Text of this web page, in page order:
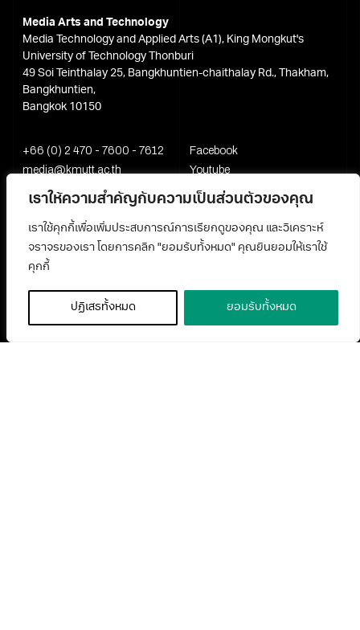
เราให้ความสำคัญกับความเป็นส่วนตัวของคุณ
เราใช้คุกกี้เพื่อเพิ่มประสบการณ์การเรียกดูของคุณ และวิเคราะห์
จราจรของเรา โดยการคลิก "ยอมรับทั้งหมด" คุณยินยอมให้เราใช้
คุกกี้
ปฏิเสธทั้งหมด ยอมรับทั้งหมด
Media Arts and Technology
Media Technology and Applied Arts (A1), King Mongkut's
University of Technology Thonburi
49 Soi Teinthalay 25, Bangkhuntien-chaithalay Rd., Thakham,
Bangkhuntien,
Bangkok 10150
+66 (0) 2 470 - 7600 - 7612
media@kmutt.ac.th
Facebook
Youtube